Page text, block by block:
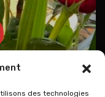
des technologies